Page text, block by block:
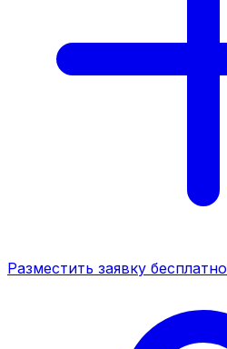
Разместить заявку бесплатно